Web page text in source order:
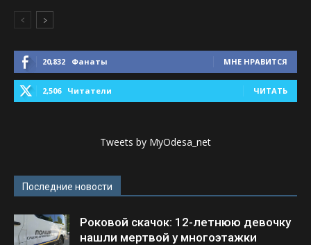
20,832 Фанаты МНЕ НРАВИТСЯ
2,506 Читатели ЧИТАТЬ
Tweets by MyOdesa_net
Последние новости
Роковой скачок: 12-летнюю девочку
нашли мертвой у многоэтажки